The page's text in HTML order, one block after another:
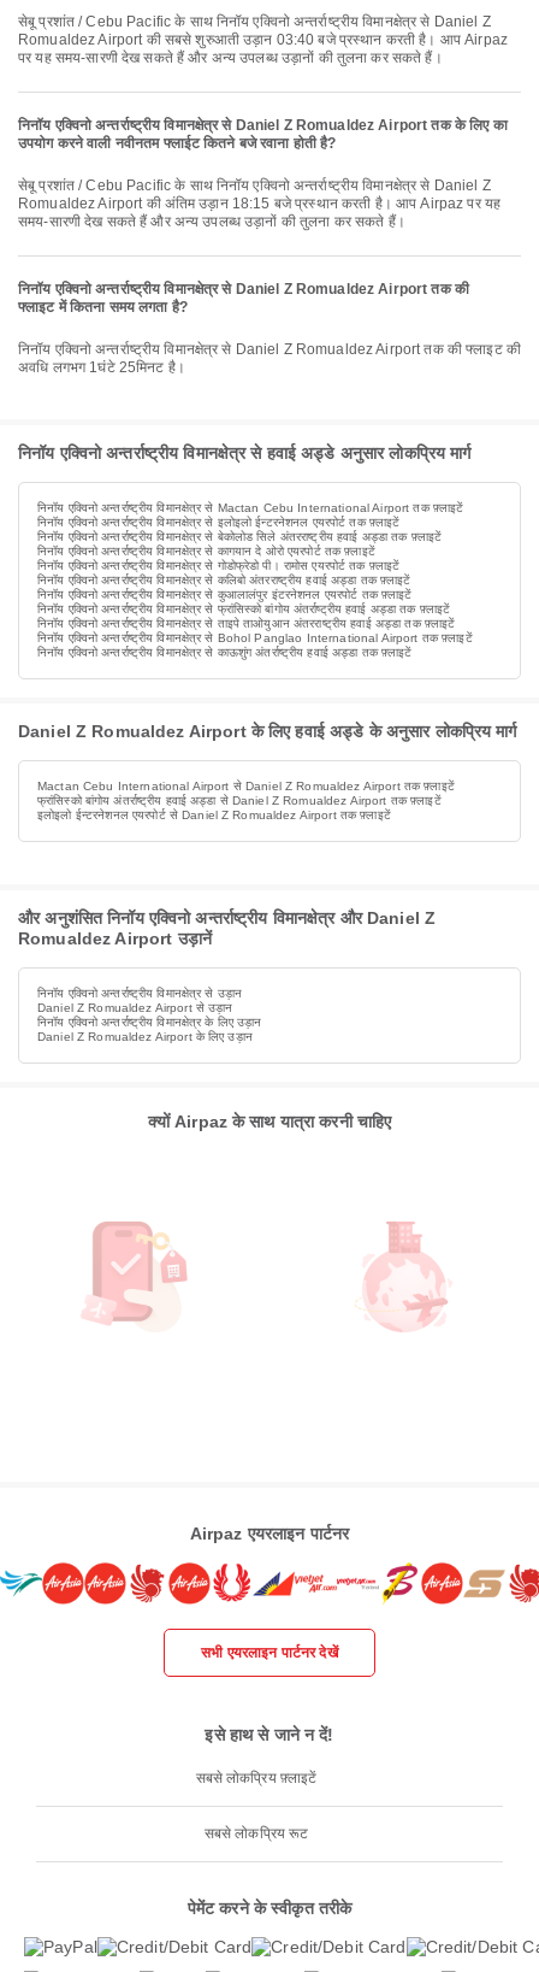
सेबू प्रशांत / Cebu Pacific के साथ निनॉय एक्विनो अन्तर्राष्ट्रीय विमानक्षेत्र से Daniel Z
Romualdez Airport की सबसे शुरुआती उड़ान 03:40 बजे प्रस्थान करती है। आप Airpaz
पर यह समय-सारणी देख सकते हैं और अन्य उपलब्ध उड़ानों की तुलना कर सकते हैं।
निनॉय एक्विनो अन्तर्राष्ट्रीय विमानक्षेत्र से Daniel Z Romualdez Airport तक के लिए का
उपयोग करने वाली नवीनतम फ्लाईट कितने बजे रवाना होती है?
सेबू प्रशांत / Cebu Pacific के साथ निनॉय एक्विनो अन्तर्राष्ट्रीय विमानक्षेत्र से Daniel Z
Romualdez Airport की अंतिम उड़ान 18:15 बजे प्रस्थान करती है। आप Airpaz पर यह
समय-सारणी देख सकते हैं और अन्य उपलब्ध उड़ानों की तुलना कर सकते हैं।
निनॉय एक्विनो अन्तर्राष्ट्रीय विमानक्षेत्र से Daniel Z Romualdez Airport तक की
फ्लाइट में कितना समय लगता है?
निनॉय एक्विनो अन्तर्राष्ट्रीय विमानक्षेत्र से Daniel Z Romualdez Airport तक की फ्लाइट की
अवधि लगभग 1घंटे 25मिनट है।
निनॉय एक्विनो अन्तर्राष्ट्रीय विमानक्षेत्र से हवाई अड्डे अनुसार लोकप्रिय मार्ग
निनॉय एक्विनो अन्तर्राष्ट्रीय विमानक्षेत्र से Mactan Cebu International Airport तक फ़्लाइटें
निनॉय एक्विनो अन्तर्राष्ट्रीय विमानक्षेत्र से इलोइलो ईन्टरनेशनल एयरपोर्ट तक फ़्लाइटें
निनॉय एक्विनो अन्तर्राष्ट्रीय विमानक्षेत्र से बेकोलोड सिले अंतरराष्ट्रीय हवाई अड्डा तक फ़्लाइटें
निनॉय एक्विनो अन्तर्राष्ट्रीय विमानक्षेत्र से कागयान दे ओरो एयरपोर्ट तक फ़्लाइटें
निनॉय एक्विनो अन्तर्राष्ट्रीय विमानक्षेत्र से गोडोफ्रेडो पी। रामोस एयरपोर्ट तक फ़्लाइटें
निनॉय एक्विनो अन्तर्राष्ट्रीय विमानक्षेत्र से कलिबो अंतरराष्ट्रीय हवाई अड्डा तक फ़्लाइटें
निनॉय एक्विनो अन्तर्राष्ट्रीय विमानक्षेत्र से कुआलालंपुर इंटरनेशनल एयरपोर्ट तक फ़्लाइटें
निनॉय एक्विनो अन्तर्राष्ट्रीय विमानक्षेत्र से फ्रांसिस्को बांगोय अंतर्राष्ट्रीय हवाई अड्डा तक फ़्लाइटें
निनॉय एक्विनो अन्तर्राष्ट्रीय विमानक्षेत्र से ताइपे ताओयुआन अंतरराष्ट्रीय हवाई अड्डा तक फ़्लाइटें
निनॉय एक्विनो अन्तर्राष्ट्रीय विमानक्षेत्र से Bohol Panglao International Airport तक फ़्लाइटें
निनॉय एक्विनो अन्तर्राष्ट्रीय विमानक्षेत्र से काऊशुंग अंतर्राष्ट्रीय हवाई अड्डा तक फ़्लाइटें
Daniel Z Romualdez Airport के लिए हवाई अड्डे के अनुसार लोकप्रिय मार्ग
Mactan Cebu International Airport से Daniel Z Romualdez Airport तक फ़्लाइटें
फ्रांसिस्को बांगोय अंतर्राष्ट्रीय हवाई अड्डा से Daniel Z Romualdez Airport तक फ़्लाइटें
इलोइलो ईन्टरनेशनल एयरपोर्ट से Daniel Z Romualdez Airport तक फ़्लाइटें
और अनुशंसित निनॉय एक्विनो अन्तर्राष्ट्रीय विमानक्षेत्र और Daniel Z
Romualdez Airport उड़ानें
निनॉय एक्विनो अन्तर्राष्ट्रीय विमानक्षेत्र से उड़ान
Daniel Z Romualdez Airport से उड़ान
निनॉय एक्विनो अन्तर्राष्ट्रीय विमानक्षेत्र के लिए उड़ान
Daniel Z Romualdez Airport के लिए उड़ान
क्यों Airpaz के साथ यात्रा करनी चाहिए
Airpaz एयरलाइन पार्टनर
सभी एयरलाइन पार्टनर देखें
इसे हाथ से जाने न दें!
सबसे लोकप्रिय फ़्लाइटें
सबसे लोकप्रिय रूट
पेमेंट करने के स्वीकृत तरीके